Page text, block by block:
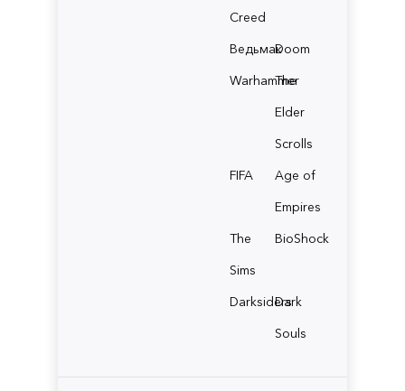
Creed
ВедьмакDoom
Warhammer
The
Elder
Scrolls
FIFA
Age of
Empires
The
Sims
BioShock
Darksiders
Dark
Souls